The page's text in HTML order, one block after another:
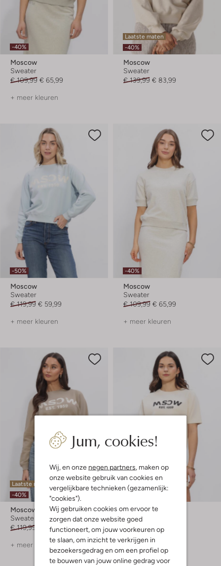
Jum, cookies!
Wij, en onze negen partners , maken op
onze website gebruik van cookies en
vergelijkbare technieken (gezamenlijk:
"cookies").
Wij gebruiken cookies om ervoor te
zorgen dat onze website goed
functioneert, om jouw voorkeuren op
te slaan, om inzicht te verkrijgen in
bezoekersgedrag en om een profiel op
te bouwen van jouw online gedrag voor
-40%
Moscow
Sweater
€ 109,99 € 65,99
+ meer kleuren
Laatste maten
-40%
Moscow
Sweater
€ 139,99 € 83,99
-50%
Moscow
Sweater
€ 119,99 € 59,99
+ meer kleuren
-40%
Moscow
Sweater
€ 109,99 € 65,99
+ meer kleuren
Laatste maten
-40%
Moscow
Sweater
€ 119,99
€ 71,99
+ meer kleuren
Laatste maten
Moscow
Sweater
€ 119,99 € 83,99